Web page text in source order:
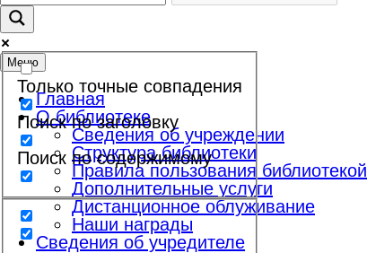
Только точные совпадения
Поиск по заголовку
Поиск по содержимому
Меню
Главная
О библиотеке
Сведения об учреждении
Структура библиотеки
Правила пользования библиотекой
Дополнительные услуги
Дистанционное облуживание
Наши награды
Сведения об учредителе